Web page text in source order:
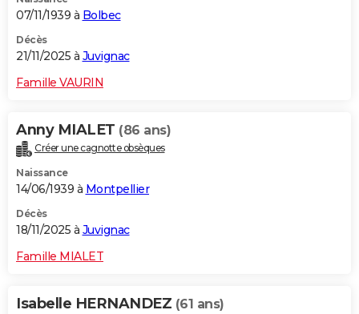
07/11/1939 à Bolbec
Décès
21/11/2025 à Juvignac
Famille VAURIN
Anny MIALET (86 ans)
Créer une cagnotte obsèques
Naissance
14/06/1939 à Montpellier
Décès
18/11/2025 à Juvignac
Famille MIALET
Isabelle HERNANDEZ (61 ans)